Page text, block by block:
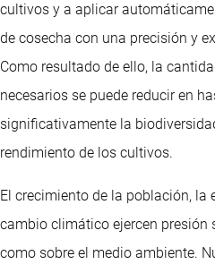
cultivos y a aplicar
de cosecha con una precisión y
Como resultado de ello, la
necesarios se puede reducir en
significativamente la
rendimiento de los cultivos.
El crecimiento de la población, la
cambio climático ejercen presión
como sobre el medio ambiente.